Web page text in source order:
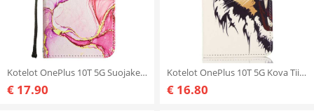
Kotelot OnePlus 10T 5G Suojaketju Kuori Strip Marble
€ 17.90
Kotelot OnePlus 10T 5G Kova Tiikeri
€ 16.80